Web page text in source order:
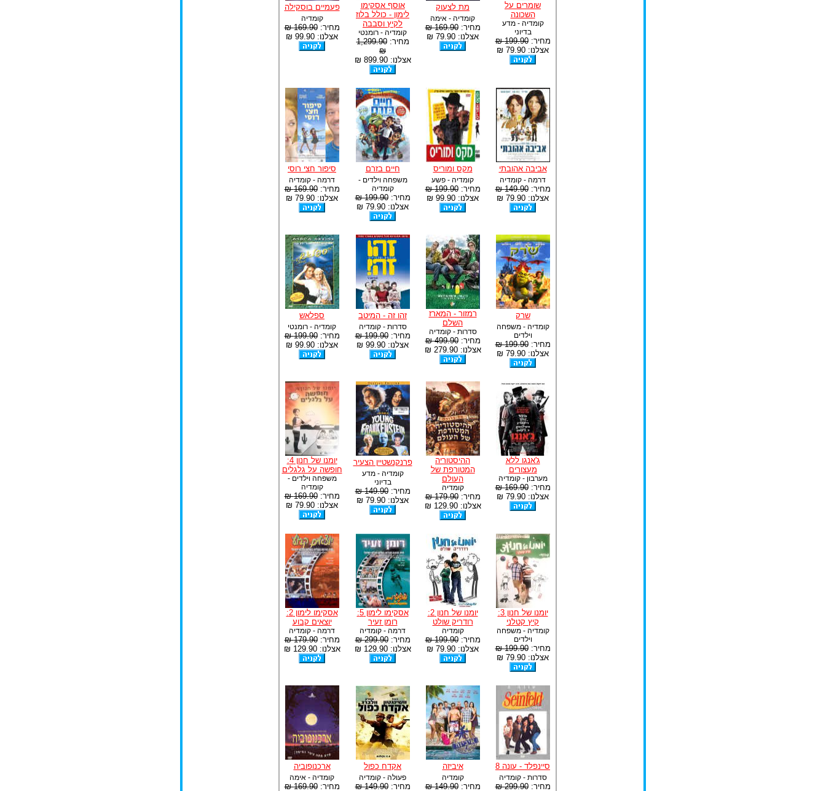
שומרים על
השכונה
קומדיה - מדע
בדיוני
מחיר:199.90 ₪
אצלנו: 79.90 ₪
מת לצעוק
קומדיה - אימה
מחיר:169.90 ₪
אצלנו: 79.90 ₪
אוסף אסקימו
לימון - כולל בלוז
לקיץ וסבבה
קומדיה - רומנטי
מחיר:1,299.90
₪
אצלנו: 899.90 ₪
פעמיים בוסקילה
קומדיה
מחיר:169.90 ₪
אצלנו: 99.90 ₪
אביבה אהובתי
דרמה - קומדיה
מחיר:149.90 ₪
אצלנו: 79.90 ₪
מקס ומוריס
קומדיה - פשע
מחיר:199.90 ₪
אצלנו: 99.90 ₪
חיים בזרם
משפחה וילדים -
קומדיה
מחיר:199.90 ₪
אצלנו: 79.90 ₪
סיפור חצי רוסי
דרמה - קומדיה
מחיר:169.90 ₪
אצלנו: 79.90 ₪
שרק
קומדיה - משפחה
וילדים
מחיר:199.90 ₪
אצלנו: 79.90 ₪
רמזור - המארז
השלם
סדרות - קומדיה
מחיר:499.90 ₪
אצלנו: 279.90 ₪
זהו זה - המיטב
סדרות - קומדיה
מחיר:199.90 ₪
אצלנו: 99.90 ₪
ספלאש
קומדיה - רומנטי
מחיר:199.90 ₪
אצלנו: 99.90 ₪
ג'אנגו ללא
מעצורים
מערבון - קומדיה
מחיר:169.90 ₪
אצלנו: 79.90 ₪
ההיסטוריה
המטורפת של
העולם
קומדיה
מחיר:179.90 ₪
אצלנו: 129.90 ₪
פרנקנשטיין הצעיר
קומדיה - מדע
בדיוני
מחיר:149.90 ₪
אצלנו: 79.90 ₪
יומנו של חנון 4:
חופשה על גלגלים
משפחה וילדים -
קומדיה
מחיר:169.90 ₪
אצלנו: 79.90 ₪
יומנו של חנון 3:
קיץ קטלני
קומדיה - משפחה
וילדים
מחיר:199.90 ₪
אצלנו: 79.90 ₪
יומנו של חנון 2:
רודריק שולט
קומדיה
מחיר:199.90 ₪
אצלנו: 79.90 ₪
אסקימו לימון 5:
רומן זעיר
דרמה - קומדיה
מחיר:299.90 ₪
אצלנו: 129.90 ₪
אסקימו לימון 2:
יוצאים קבוע
דרמה - קומדיה
מחיר:179.90 ₪
אצלנו: 129.90 ₪
סיינפלד - עונה 8
סדרות - קומדיה
מחיר:299.90 ₪
איביזה
קומדיה
מחיר:149.90 ₪
אקדח כפול
פעולה - קומדיה
מחיר:149.90 ₪
ארכנופוביה
קומדיה - אימה
מחיר:169.90 ₪